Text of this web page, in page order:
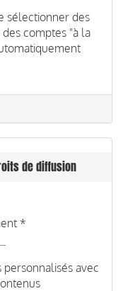
sélectionner des
comptes "à la
de diffusion
*
personnalisés avec